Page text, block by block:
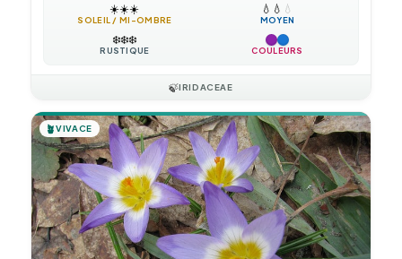
☀️☀️☀️
SOLEIL / MI-OMBRE
💧 💧 💧
MOYEN
❄️❄️❄️
RUSTIQUE COULEURS
🍃IRIDACEAE
🪴VIVACE